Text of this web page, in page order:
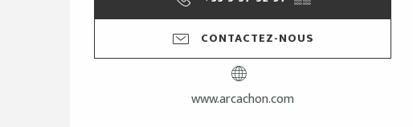
CONTACTEZ-NOUS
www.arcachon.com